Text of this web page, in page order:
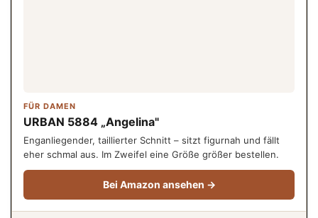
FÜR DAMEN
URBAN 5884 „Angelina"
Enganliegender, taillierter Schnitt – sitzt figurnah und fällt
eher schmal aus. Im Zweifel eine Größe größer bestellen.
Bei Amazon ansehen →